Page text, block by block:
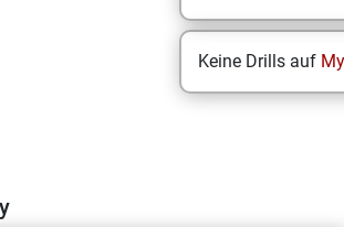
Keine Drills auf